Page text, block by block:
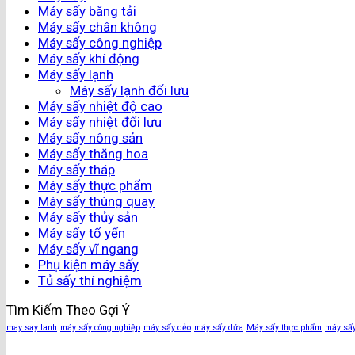
Máy sấy băng tải
Máy sấy chân không
Máy sấy công nghiệp
Máy sấy khí động
Máy sấy lạnh
Máy sấy lạnh đối lưu
Máy sấy nhiệt độ cao
Máy sấy nhiệt đối lưu
Máy sấy nông sản
Máy sấy thăng hoa
Máy sấy tháp
Máy sấy thực phẩm
Máy sấy thùng quay
Máy sấy thủy sản
Máy sấy tổ yến
Máy sấy vĩ ngang
Phụ kiện máy sấy
Tủ sấy thí nghiệm
Tìm Kiếm Theo Gợi Ý
may say lanh máy sấy công nghiệp máy sấy dẻo máy sấy dứa Máy sấy thực phẩm máy